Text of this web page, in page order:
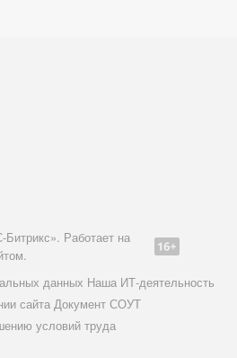
Работает на
данных Наша ИТ-деятельность
сайта Документ СОУТ
условий труда